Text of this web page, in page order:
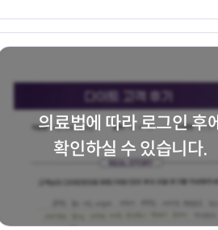
의료법에 따라 로그인 후에
확인하실 수 있습니다.